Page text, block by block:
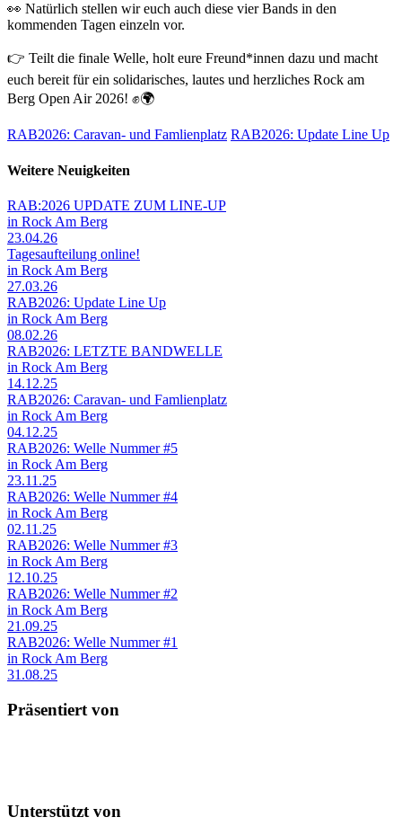
👀 Natürlich stellen wir euch auch diese vier Bands in den
kommenden Tagen einzeln vor.
👉 Teilt die finale Welle, holt eure Freund*innen dazu und macht
euch bereit für ein solidarisches, lautes und herzliches Rock am
Berg Open Air 2026! ✊🌍
RAB2026: Caravan- und Famlienplatz RAB2026: Update Line Up
Weitere Neuigkeiten
RAB:2026 UPDATE ZUM LINE-UP
in Rock Am Berg
23.04.26
Tagesaufteilung online!
in Rock Am Berg
27.03.26
RAB2026: Update Line Up
in Rock Am Berg
08.02.26
RAB2026: LETZTE BANDWELLE
in Rock Am Berg
14.12.25
RAB2026: Caravan- und Famlienplatz
in Rock Am Berg
04.12.25
RAB2026: Welle Nummer #5
in Rock Am Berg
23.11.25
RAB2026: Welle Nummer #4
in Rock Am Berg
02.11.25
RAB2026: Welle Nummer #3
in Rock Am Berg
12.10.25
RAB2026: Welle Nummer #2
in Rock Am Berg
21.09.25
RAB2026: Welle Nummer #1
in Rock Am Berg
31.08.25
Präsentiert von
Unterstützt von